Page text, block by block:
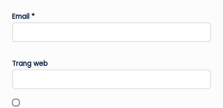
Email *
Trang web